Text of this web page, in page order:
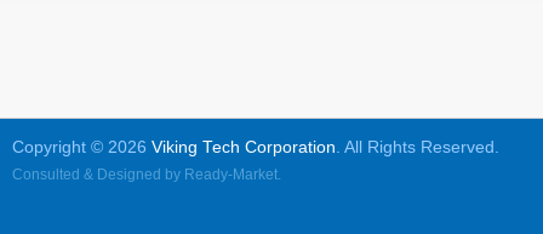
Copyright © 2026 Viking Tech Corporation . All Rights Reserved.
Consulted & Designed by Ready-Market.